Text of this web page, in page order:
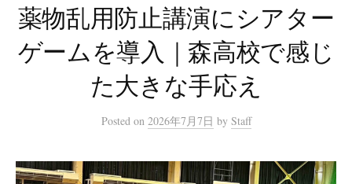
薬物乱用防止講演にシアター
ゲームを導入｜森高校で感じ
た大きな手応え
Posted on 2026年7月7日 by Staff